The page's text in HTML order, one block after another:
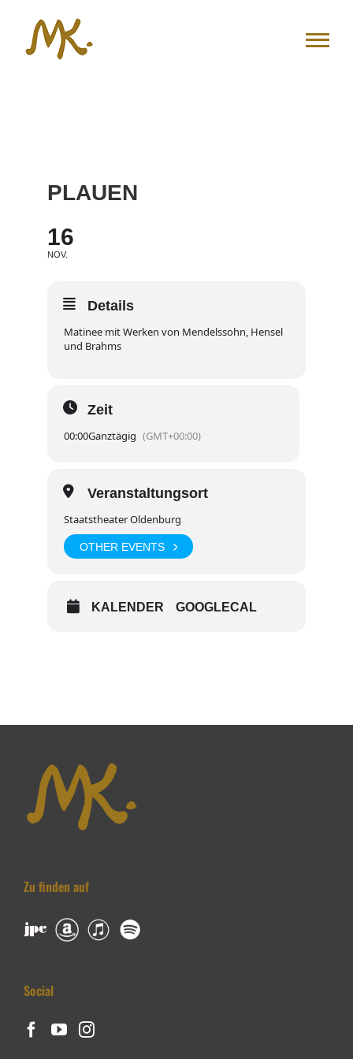
springen
PLAUEN
16
NOV.
Details
Matinee mit Werken von Mendelssohn, Hensel
und Brahms
Zeit
00:00Ganztägig (GMT+00:00)
Veranstaltungsort
Staatstheater Oldenburg
OTHER EVENTS
KALENDER GOOGLECAL
Zu finden auf
Social